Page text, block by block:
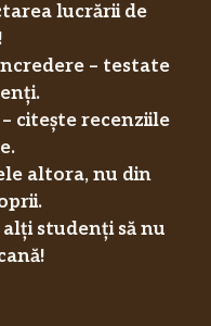
lucrării de
– testate
citește recenziile
altora, nu din
alți studenți să nu